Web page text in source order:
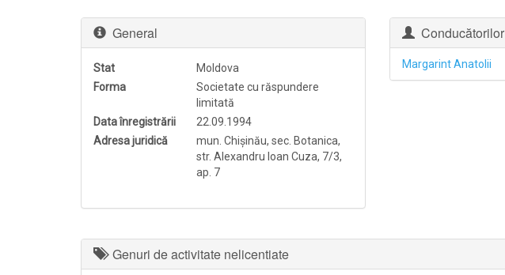
General
Stat
Moldova
Forma
Societate cu răspundere
limitată
Data înregistrării
22.09.1994
Adresa juridică
mun. Chişinău, sec. Botanica,
str. Alexandru Ioan Cuza, 7/3,
ap. 7
Conducătorilor
Margarint Anatolii
Genuri de activitate nelicentiate